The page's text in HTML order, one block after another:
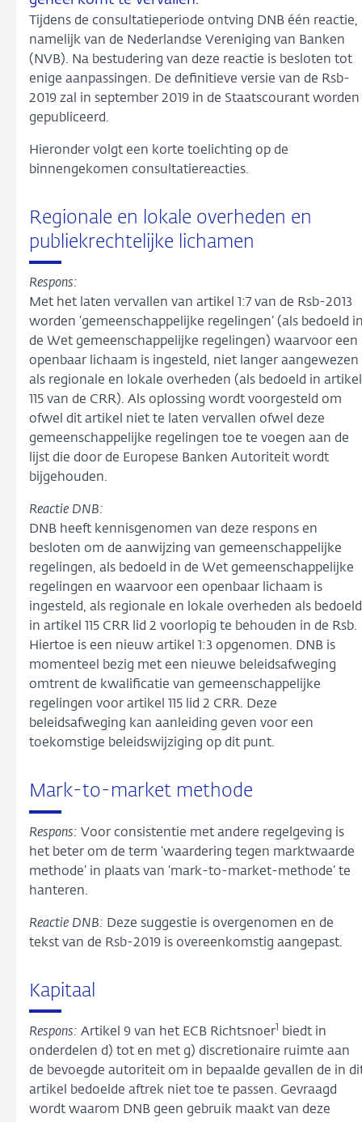
Tijdens de consultatieperiode ontving DNB één reactie,
namelijk van de Nederlandse Vereniging van Banken
(NVB). Na bestudering van deze reactie is besloten tot
enige aanpassingen. De definitieve versie van de Rsb-
2019 zal in september 2019 in de Staatscourant worden
gepubliceerd.
Hieronder volgt een korte toelichting op de
binnengekomen consultatiereacties.
Regionale en lokale overheden en
publiekrechtelijke lichamen
Respons:
Met het laten vervallen van artikel 1:7 van de Rsb-2013
worden ‘gemeenschappelijke regelingen’ (als bedoeld
de Wet gemeenschappelijke regelingen) waarvoor een
openbaar lichaam is ingesteld, niet langer aangewezen
als regionale en lokale overheden (als bedoeld in artikel
115 van de CRR). Als oplossing wordt voorgesteld om
ofwel dit artikel niet te laten vervallen ofwel deze
gemeenschappelijke regelingen toe te voegen aan de
lijst die door de Europese Banken Autoriteit wordt
bijgehouden.
Reactie DNB:
DNB heeft kennisgenomen van deze respons en
besloten om de aanwijzing van gemeenschappelijke
regelingen, als bedoeld in de Wet gemeenschappelijke
regelingen en waarvoor een openbaar lichaam is
ingesteld, als regionale en lokale overheden als bedoeld
in artikel 115 CRR lid 2 voorlopig te behouden in de Rsb.
Hiertoe is een nieuw artikel 1:3 opgenomen. DNB is
momenteel bezig met een nieuwe beleidsafweging
omtrent de kwalificatie van gemeenschappelijke
regelingen voor artikel 115 lid 2 CRR. Deze
beleidsafweging kan aanleiding geven voor een
toekomstige beleidswijziging op dit punt.
Mark-to-market methode
Respons: Voor consistentie met andere regelgeving is
het beter om de term ‘waardering tegen marktwaarde
methode’ in plaats van ‘mark-to-market-methode’ te
hanteren.
Reactie DNB: Deze suggestie is overgenomen en de
tekst van de Rsb-2019 is overeenkomstig aangepast.
Kapitaal
Respons: Artikel 9 van het ECB Richtsnoer1 biedt in
onderdelen d) tot en met g) discretionaire ruimte aan
de bevoegde autoriteit om in bepaalde gevallen de in
artikel bedoelde aftrek niet toe te passen. Gevraagd
wordt waarom DNB geen gebruik maakt van deze